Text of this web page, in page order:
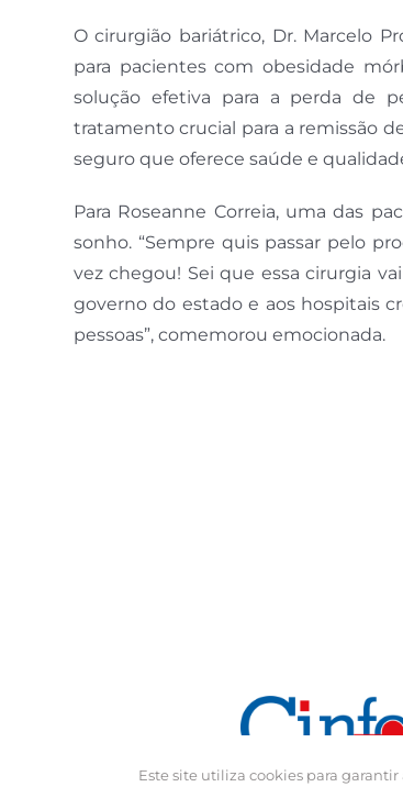
O cirurgião bariátrico, Dr. Marcelo
para pacientes com obesidade
solução efetiva para a perda de
tratamento crucial para a remissão
seguro que oferece saúde e
Para Roseanne Correia, uma das
sonho. “Sempre quis passar pelo
vez chegou! Sei que essa cirurgia
governo do estado e aos hospitais
pessoas”, comemorou emocionada.
Este site utiliza cookies para